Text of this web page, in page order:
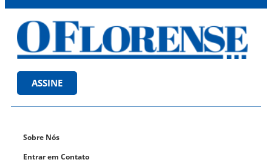
ASSINE
Sobre Nós
Entrar em Contato